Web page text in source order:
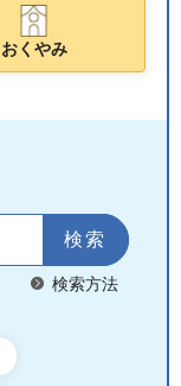
おくやみ
検索方法